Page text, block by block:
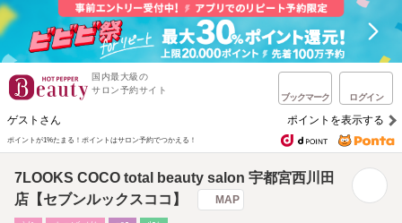
国内最大級の
サロン予約サイト
ブックマーク ログイン
ゲストさん ポイントを表示する
ポイントが1%たまる！ ポイントはサロン予約でつかえる！
7LOOKS COCO total beauty salon 宇都宮西川田
店【セブンルックスココ】
MAP